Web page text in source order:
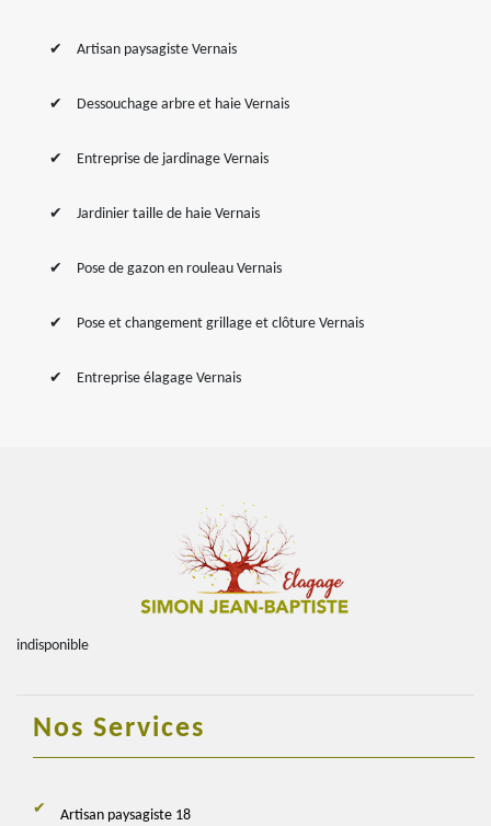
Artisan paysagiste Vernais
Dessouchage arbre et haie Vernais
Entreprise de jardinage Vernais
Jardinier taille de haie Vernais
Pose de gazon en rouleau Vernais
Pose et changement grillage et clôture Vernais
Entreprise élagage Vernais
indisponible
Nos Services
Artisan paysagiste 18